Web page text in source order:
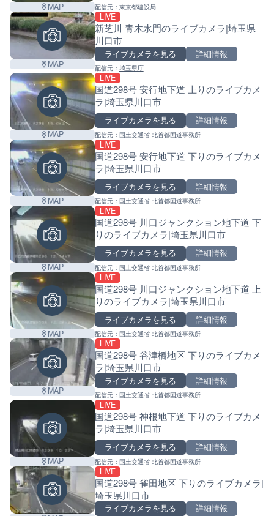
MAP 配信元： 東京都建設局
MAP
LIVE
新芝川 青木水門のライブカメラ|埼玉県
川口市
ライブカメラを見る 詳細情報
配信元： 埼玉県庁
MAP
LIVE
国道298号 安行地下道 上りのライブカメ
ラ|埼玉県川口市
ライブカメラを見る 詳細情報
配信元： 国土交通省 北首都国道事務所
MAP
LIVE
国道298号 安行地下道 下りのライブカメ
ラ|埼玉県川口市
ライブカメラを見る 詳細情報
配信元： 国土交通省 北首都国道事務所
MAP
LIVE
国道298号 川口ジャンクション地下道 下
りのライブカメラ|埼玉県川口市
ライブカメラを見る 詳細情報
配信元： 国土交通省 北首都国道事務所
MAP
LIVE
国道298号 川口ジャンクション地下道 上
りのライブカメラ|埼玉県川口市
ライブカメラを見る 詳細情報
配信元： 国土交通省 北首都国道事務所
MAP
LIVE
国道298号 谷津橋地区 下りのライブカメ
ラ|埼玉県川口市
ライブカメラを見る 詳細情報
配信元： 国土交通省 北首都国道事務所
MAP
LIVE
国道298号 神根地下道 下りのライブカメ
ラ|埼玉県川口市
ライブカメラを見る 詳細情報
配信元： 国土交通省 北首都国道事務所
LIVE
国道298号 雀田地区 下りのライブカメラ|
埼玉県川口市
ライブカメラを見る 詳細情報